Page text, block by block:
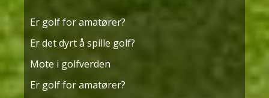
Er golf for amatører?
Er det dyrt å spille golf?
Mote i golfverden
Er golf for amatører?